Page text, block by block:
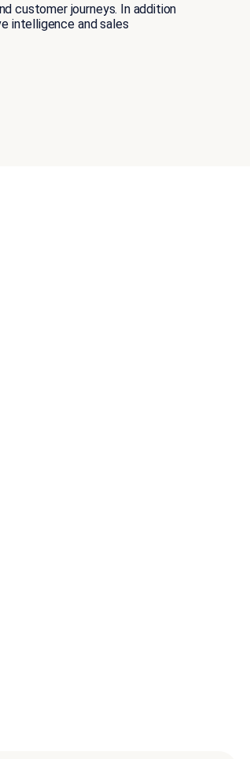
customer journeys. In addition
intelligence and sales